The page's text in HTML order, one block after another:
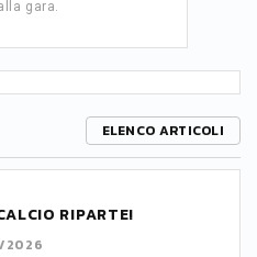
gara.
ELENCO ARTICOLI
RIPARTE!